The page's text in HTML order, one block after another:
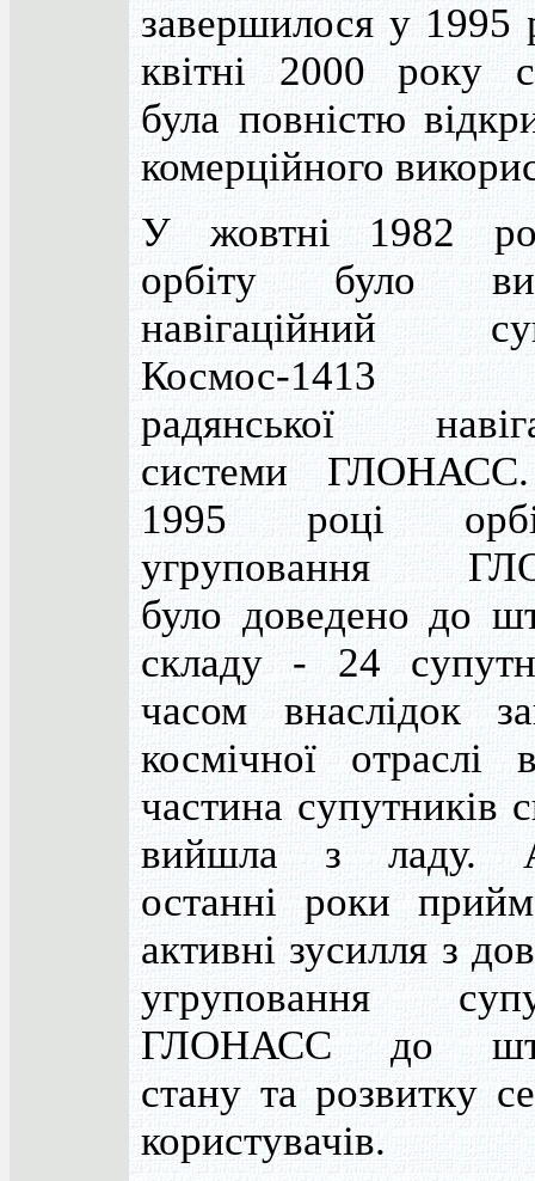
завершилося у 1995
квітні 2000 року
була повністю
комерційного
У жовтні 1982
орбіту було
навігаційний
Космос-1413
радянської
системи
1995 році
угруповання
було доведено до
складу - 24
часом внаслідок
космічної отраслі
частина супутників
вийшла з ладу.
останні роки
активні зусилля з
угруповання
ГЛОНАСС до
стану та розвитку
користувачів.